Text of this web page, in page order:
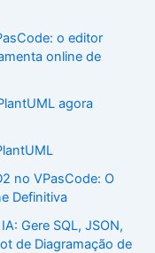
o editor
online de
agora
no VPasCode: O
Definitiva
Gere SQL, JSON,
de Diagramação de